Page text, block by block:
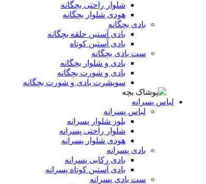
شلوار راحتی بچگانه
هودی شلوار بچگانه
بادی بچگانه
بادی آستین حلقه بچگانه
بادی آستین کوتاه
ست‌ بادی بچگانه
بادی و شلوار بچگانه
بادی و شورت بچگانه
سویشرت بادی و شورت بچگانه
لباس پسرانه
لباس پسرانه
بلوز شلوار پسرانه
شلوار راحتی پسرانه
هودی شلوار پسرانه
بادی پسرانه
بادی رکابی پسرانه
بادی آستین کوتاه پسرانه
ست بادی پسرانه